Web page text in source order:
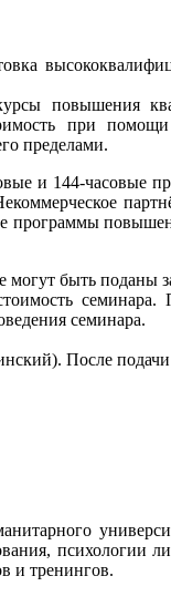
повышения
при
пределами.
и 144-часовые
программы
могут быть поданы
семинара.
После
психологии
и тренингов.